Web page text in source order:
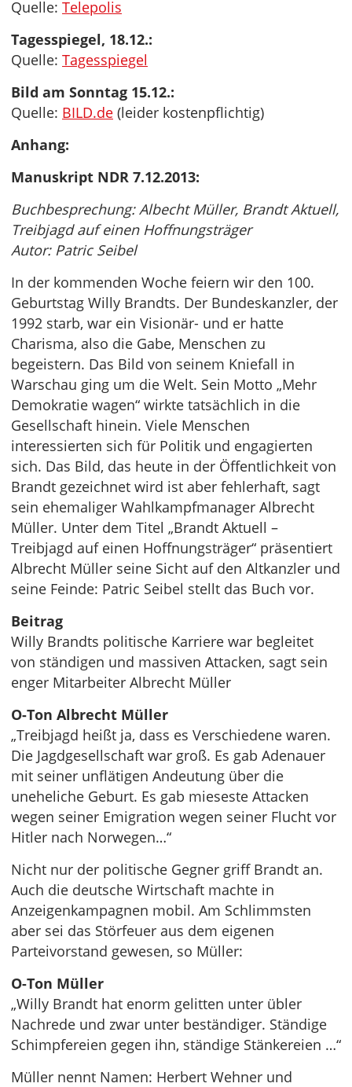
Quelle: Telepolis
Tagesspiegel, 18.12.:
Quelle: Tagesspiegel
Bild am Sonntag 15.12.:
Quelle: BILD.de (leider kostenpflichtig)
Anhang:
Manuskript NDR 7.12.2013:
Buchbesprechung: Albecht Müller, Brandt Aktuell,
Treibjagd auf einen Hoffnungsträger
Autor: Patric Seibel
In der kommenden Woche feiern wir den 100.
Geburtstag Willy Brandts. Der Bundeskanzler, der
1992 starb, war ein Visionär- und er hatte
Charisma, also die Gabe, Menschen zu
begeistern. Das Bild von seinem Kniefall in
Warschau ging um die Welt. Sein Motto „Mehr
Demokratie wagen“ wirkte tatsächlich in die
Gesellschaft hinein. Viele Menschen
interessierten sich für Politik und engagierten
sich. Das Bild, das heute in der Öffentlichkeit von
Brandt gezeichnet wird ist aber fehlerhaft, sagt
sein ehemaliger Wahlkampfmanager Albrecht
Müller. Unter dem Titel „Brandt Aktuell –
Treibjagd auf einen Hoffnungsträger“ präsentiert
Albrecht Müller seine Sicht auf den Altkanzler und
seine Feinde: Patric Seibel stellt das Buch vor.
Beitrag
Willy Brandts politische Karriere war begleitet
von ständigen und massiven Attacken, sagt sein
enger Mitarbeiter Albrecht Müller
O-Ton Albrecht Müller
„Treibjagd heißt ja, dass es Verschiedene waren.
Die Jagdgesellschaft war groß. Es gab Adenauer
mit seiner unflätigen Andeutung über die
uneheliche Geburt. Es gab mieseste Attacken
wegen seiner Emigration wegen seiner Flucht vor
Hitler nach Norwegen…“
Nicht nur der politische Gegner griff Brandt an.
Auch die deutsche Wirtschaft machte in
Anzeigenkampagnen mobil. Am Schlimmsten
aber sei das Störfeuer aus dem eigenen
Parteivorstand gewesen, so Müller:
O-Ton Müller
„Willy Brandt hat enorm gelitten unter übler
Nachrede und zwar unter beständiger. Ständige
Schimpfereien gegen ihn, ständige Stänkereien …“
Müller nennt Namen: Herbert Wehner und